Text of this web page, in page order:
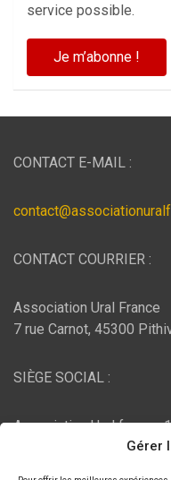
Gérer
service possible.
CONTACT E-MAIL :
CONTACT COURRIER :
Association Ural France
7 rue Carnot, 45300
SIÈGE SOCIAL :
Association Ural france,
Bujaleuf, 87460 Bujaleuf